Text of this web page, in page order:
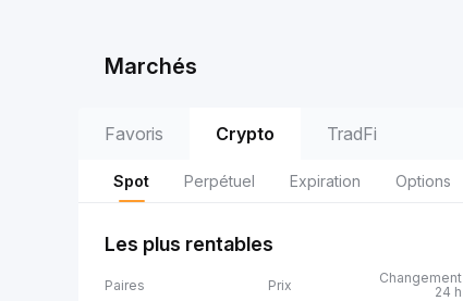
Marchés
Favoris Crypto TradFi
Spot Perpétuel Expiration Options
Les plus rentables
Paires Prix
Changement
24 h